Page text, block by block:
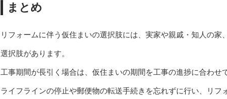
まとめ
リフォームに伴う仮住まいの選択肢には、実家や親戚・知人の
選択肢があります。
工事期間が長引く場合は、仮住まいの期間を工事の進捗に合わせ
ライフラインの停止や郵便物の転送手続きを忘れずに行い、リ